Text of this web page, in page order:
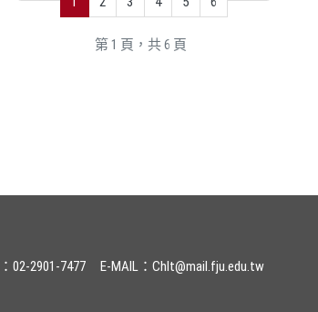
第 1 頁，共 6 頁
02-2901-7477 E-MAIL：Chlt@mail.fju.edu.tw